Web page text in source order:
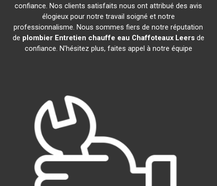
confiance. Nos clients satisfaits nous ont attribué des avis
élogieux pour notre travail soigné et notre
professionnalisme. Nous sommes fiers de notre réputation
de plombier Entretien chauffe eau Chaffoteaux Leersde
confiance. N'hésitez plus, faites appel à notre équipe